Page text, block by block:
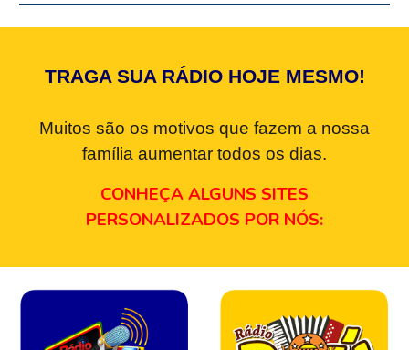
TRAGA SUA RÁDIO HOJE MESMO!
Muitos são os motivos que fazem a nossa
família aumentar todos os dias.
CONHEÇA ALGUNS SITES
PERSONALIZADOS POR NÓS: